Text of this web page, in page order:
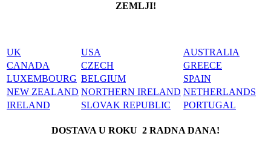
ZEMLJI!
UK USA
AUSTRALIA
CANADA
CZECH
GREECE
LUXEMBOURG BELGIUM
SPAIN
NEW ZEALAND NORTHERN IRELAND NETHERLANDS
IRELAND
SLOVAK REPUBLIC PORTUGAL
DOSTAVA U ROKU 2 RADNA DANA!